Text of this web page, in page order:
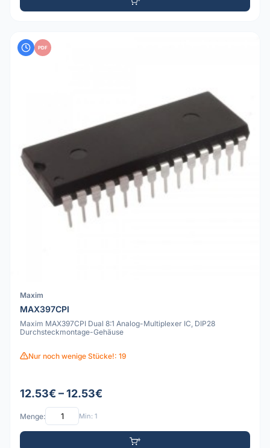
PDF
Maxim
MAX397CPI
Maxim MAX397CPI Dual 8:1 Analog-Multiplexer IC, DIP28
Durchsteckmontage-Gehäuse
Nur noch wenige Stücke!: 19
12.53€ – 12.53€
Menge: Min: 1